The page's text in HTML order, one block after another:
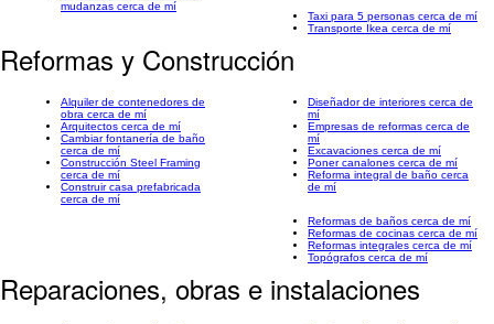
mudanzas cerca de mí
Taxi para 5 personas cerca de mí
Transporte Ikea cerca de mí
Reformas y Construcción
Alquiler de contenedores de
obra cerca de mí
Arquitectos cerca de mí
Cambiar fontanería de baño
cerca de mí
Construcción Steel Framing
cerca de mí
Construir casa prefabricada
cerca de mí
Diseñador de interiores cerca de
mí
Empresas de reformas cerca de
mí
Excavaciones cerca de mí
Poner canalones cerca de mí
Reforma integral de baño cerca
de mí
Reformas de baños cerca de mí
Reformas de cocinas cerca de mí
Reformas integrales cerca de mí
Topógrafos cerca de mí
Reparaciones, obras e instalaciones